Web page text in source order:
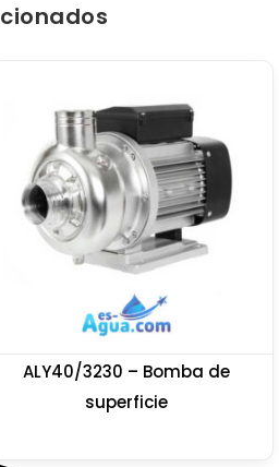
ALY40/3230 – Bomba de
superficie